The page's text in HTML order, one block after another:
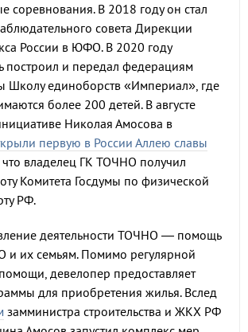
соревнования. В 2018 году он стал
совета Дирекции
России в ЮФО. В 2020 году
построил и передал федерациям
Школу единоборств «Империал», где
более 200 детей. В августе
Николая Амосова в
первую в России Аллею славы
что владелец ГК ТОЧНО получил
Комитета Госдумы по физической
РФ.
деятельности ТОЧНО — помощь
и их семьям. Помимо регулярной
девелопер предоставляет
для приобретения жилья. Вслед
замминистра строительства и ЖКХ РФ